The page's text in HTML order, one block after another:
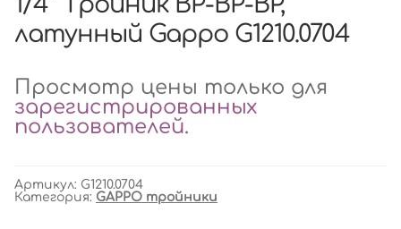
латунный Gappo G1210.0704
Просмотр цены только для
зарегистрированных
пользователей.
Артикул: G1210.0704
Категория: GAPPO тройники